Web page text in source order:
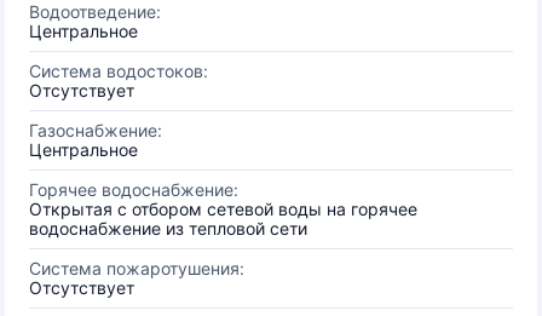
Водоотведение:
Центральное
Система водостоков:
Отсутствует
Газоснабжение:
Центральное
Горячее водоснабжение:
Открытая с отбором сетевой воды на горячее
водоснабжение из тепловой сети
Система пожаротушения:
Отсутствует